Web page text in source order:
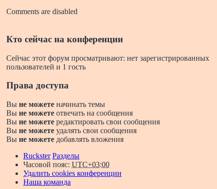
Comments are disabled
Кто сейчас на конференции
Сейчас этот форум просматривают: нет зарегистрированных
пользователей и 1 гость
Права доступа
Вы не можете начинать темы
Вы не можете отвечать на сообщения
Вы не можете редактировать свои сообщения
Вы не можете удалять свои сообщения
Вы не можете добавлять вложения
Ruckster Разделы
Часовой пояс: UTC+03:00
Удалить cookies конференции
Наша команда